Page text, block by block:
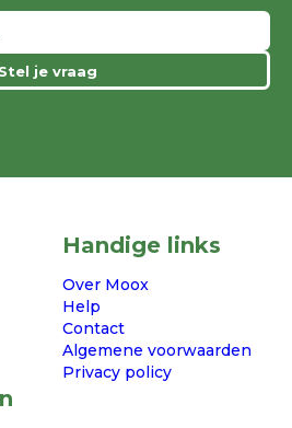
Stel je vraag
Handige links
Over Moox
Help
Contact
Algemene voorwaarden
Privacy policy